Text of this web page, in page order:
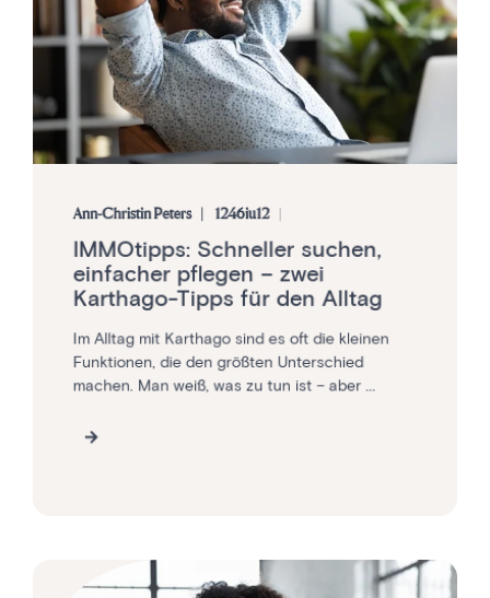
Ann-Christin Peters 1246iu12
IMMOtipps: Schneller suchen,
einfacher pflegen – zwei
Karthago-Tipps für den Alltag
Im Alltag mit Karthago sind es oft die kleinen
Funktionen, die den größten Unterschied
machen. Man weiß, was zu tun ist – aber ...